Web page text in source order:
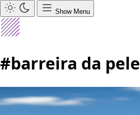
Show Menu
#barreira da pele